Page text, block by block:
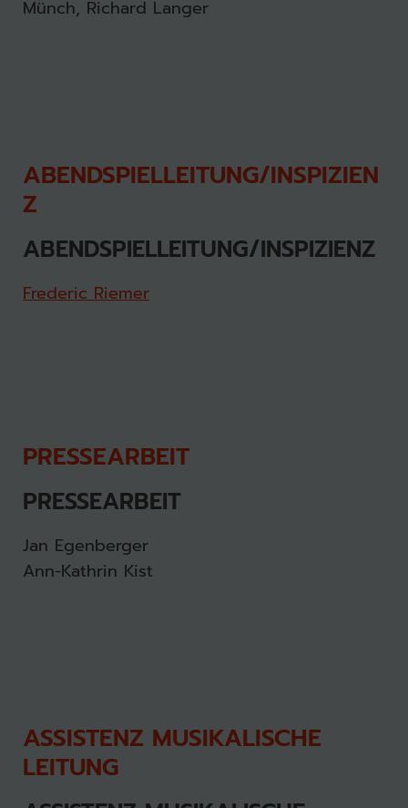
Münch, Richard Langer
ABENDSPIELLEITUNG/INSPIZIEN
Z
ABENDSPIELLEITUNG/INSPIZIENZ
Frederic Riemer
PRESSEARBEIT
PRESSEARBEIT
Jan Egenberger
Ann-Kathrin Kist
ASSISTENZ MUSIKALISCHE
LEITUNG